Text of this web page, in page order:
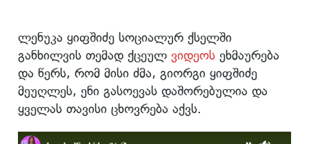
ლენუკა ყიფშიძე სოციალურ ქსელში
განხილვის თემად ქცეულ ვიდეოს ეხმაურება
და წერს, რომ მისი ძმა, გიორგი ყიფშიძე
მეუღლეს, ენი გასოევას დაშორებულია და
ყველას თავისი ცხოვრება აქვს.